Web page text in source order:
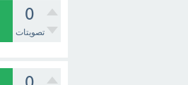
0
تصويتات